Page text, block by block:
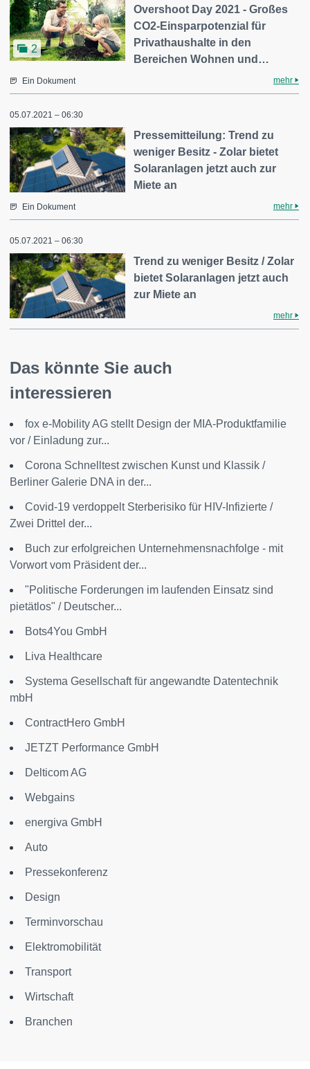
2
Overshoot Day 2021 - Großes
CO2-Einsparpotenzial für
Privathaushalte in den
Bereichen Wohnen und…
Ein Dokument mehr
05.07.2021 – 06:30
Pressemitteilung: Trend zu
weniger Besitz - Zolar bietet
Solaranlagen jetzt auch zur
Miete an
Ein Dokument mehr
05.07.2021 – 06:30
Trend zu weniger Besitz / Zolar
bietet Solaranlagen jetzt auch
zur Miete an
mehr
Das könnte Sie auch
interessieren
fox e-Mobility AG stellt Design der MIA-Produktfamilie
vor / Einladung zur...
Corona Schnelltest zwischen Kunst und Klassik /
Berliner Galerie DNA in der...
Covid-19 verdoppelt Sterberisiko für HIV-Infizierte /
Zwei Drittel der...
Buch zur erfolgreichen Unternehmensnachfolge - mit
Vorwort vom Präsident der...
"Politische Forderungen im laufenden Einsatz sind
pietätlos" / Deutscher...
Bots4You GmbH
Liva Healthcare
Systema Gesellschaft für angewandte Datentechnik
mbH
ContractHero GmbH
JETZT Performance GmbH
Delticom AG
Webgains
energiva GmbH
Auto
Pressekonferenz
Design
Terminvorschau
Elektromobilität
Transport
Wirtschaft
Branchen